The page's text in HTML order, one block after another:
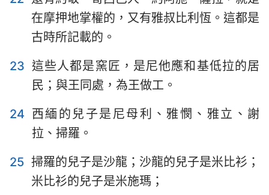
8
9 10 11 12 13
14
在摩押地掌權的，又有雅叔比利恆。這都是
古時所記載的。
23 這些人都是窯匠，是尼他應和基低拉的居
民；與王同處，為王做工。
24 西緬的兒子是尼母利、雅憫、雅立、謝
拉、掃羅。
25 掃羅的兒子是沙龍；沙龍的兒子是米比衫；
米比衫的兒子是米施瑪；